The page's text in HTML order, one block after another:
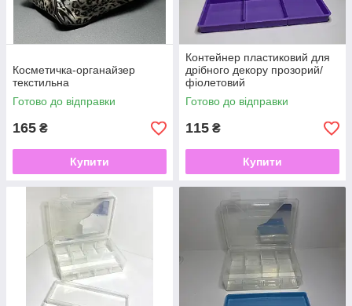
Косметичка-органайзер
текстильна
Готово до відправки
165 ₴
Купити
Контейнер пластиковий для
дрібного декору прозорий/
фіолетовий
Готово до відправки
115 ₴
Купити